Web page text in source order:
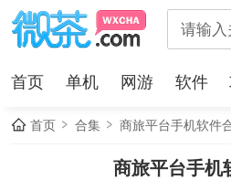
首页 单机 网游 软件
首页 合集 商旅平台手机软件
商旅平台手机